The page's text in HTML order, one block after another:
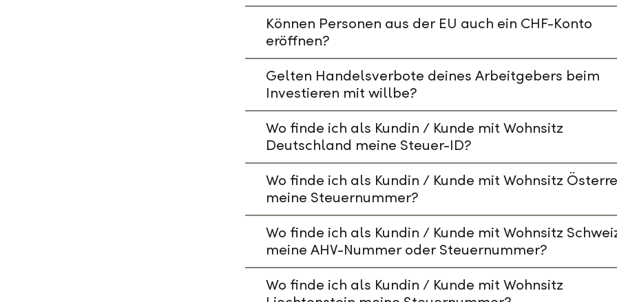
Können Personen aus der EU auch ein CHF-Konto
eröffnen?
Gelten Handelsverbote deines Arbeitgebers beim
Investieren mit willbe?
Wo finde ich als Kundin / Kunde mit Wohnsitz
Deutschland meine Steuer-ID?
Wo finde ich als Kundin / Kunde mit Wohnsitz
meine Steuernummer?
Wo finde ich als Kundin / Kunde mit Wohnsitz
meine AHV-Nummer oder Steuernummer?
Wo finde ich als Kundin / Kunde mit Wohnsitz